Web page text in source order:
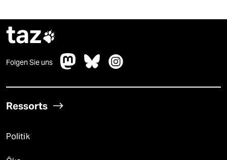
taz
Folgen Sie uns
Ressorts
Politik